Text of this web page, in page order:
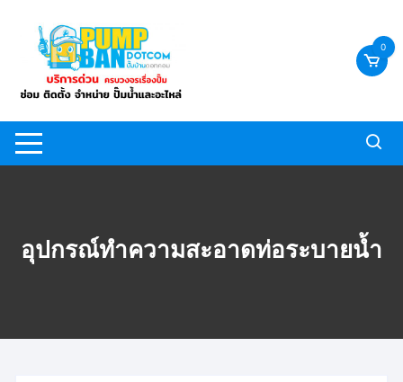
content
0
อุปกรณ์ทำความสะอาดท่อระบายน้ำ